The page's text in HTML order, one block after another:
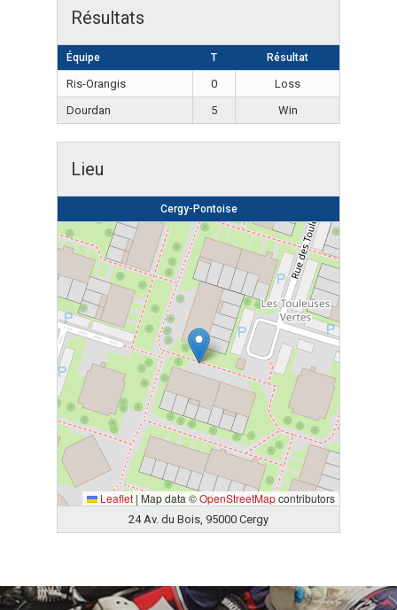
Résultats
Équipe T Résultat
Ris-Orangis 0
Loss
Dourdan
5 Win
Lieu
Cergy-Pontoise
Leaflet | Map data ©OpenStreetMapcontributors
24 Av. du Bois, 95000 Cergy